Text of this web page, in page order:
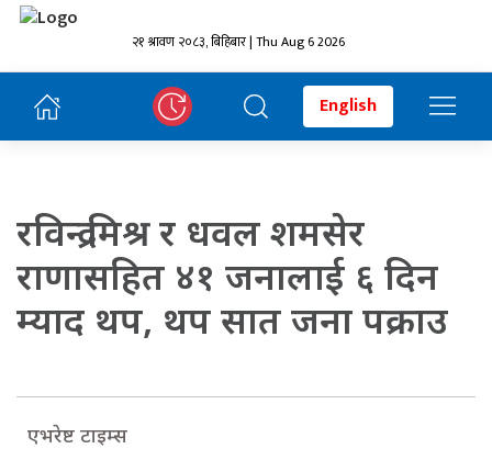
२१ श्रावण २०८३, बिहिबार | Thu Aug 6 2026
English
रविन्द्र मिश्र र धवल शमसेर
राणासहित ४१ जनालाई ६ दिन
म्याद थप, थप सात जना पक्राउ
एभरेष्ट टाइम्स